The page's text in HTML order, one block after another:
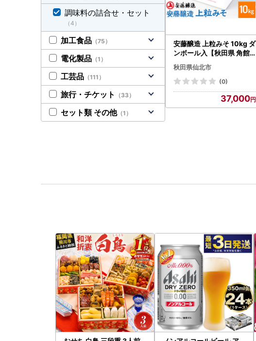
安藤醸造 上粒みそ 10kg ダ
ンボール入【秋田県 角館
秋田県仙北市
(0)
37,000
調味料の詰合せ・セット
（4）
加工食品 （75）
電化製品 （1）
工芸品 （111）
旅行・チケット （33）
セット類 その他（1）